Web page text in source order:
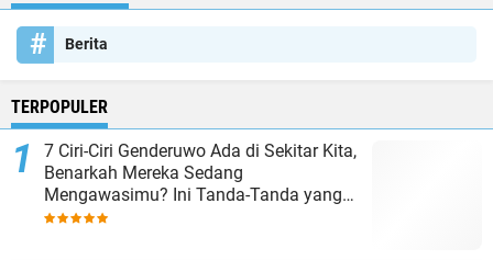
Berita
TERPOPULER
7 Ciri-Ciri Genderuwo Ada di Sekitar Kita,
Benarkah Mereka Sedang
Mengawasimu? Ini Tanda-Tanda yang
Sering Diabaikan